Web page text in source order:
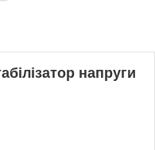
напруги